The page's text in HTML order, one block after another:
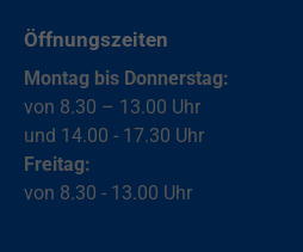
Öffnungszeiten
Montag bis Donnerstag:
von 8.30 – 13.00 Uhr
und 14.00 - 17.30 Uhr
Freitag:
von 8.30 - 13.00 Uhr